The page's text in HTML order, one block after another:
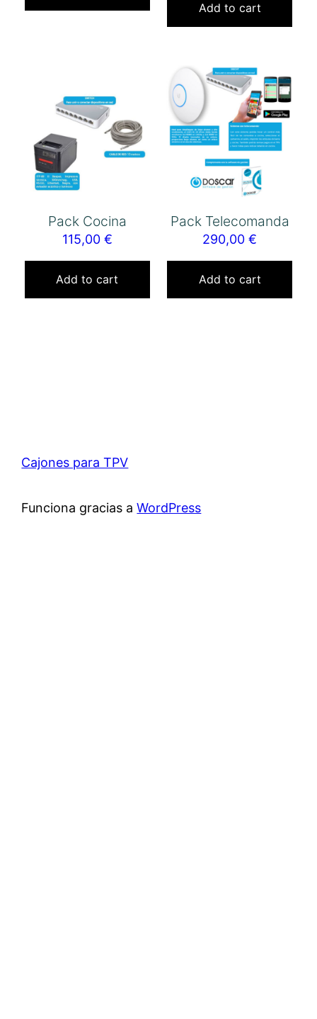
Add to cart
Pack Cocina
115,00 €
Add to cart
Pack Telecomanda
290,00€
Add to cart
Cajones para TPV
Funciona gracias aWordPress